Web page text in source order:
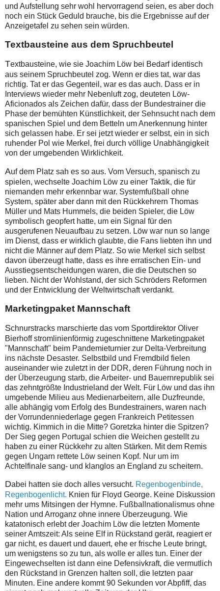
und Aufstellung sehr wohl hervorragend seien, es aber doch
noch ein Stück Geduld brauche, bis die Ergebnisse auf der
Anzeigetafel zu sehen sein würden.
Textbausteine aus dem Spruchbeutel
Textbausteine, wie sie Joachim Löw bei Bedarf identisch
aus seinem Spruchbeutel zog. Wenn er dies tat, war das
richtig. Tat er das Gegenteil, war es das auch. Dass er in
Interviews wieder mehr Nebenluft zog, deuteten Löw-
Aficionados als Zeichen dafür, dass der Bundestrainer die
Phase der bemühten Künstlichkeit, der Sehnsucht nach dem
spanischen Spiel und dem Betteln um Anerkennung hinter
sich gelassen habe. Er sei jetzt wieder er selbst, ein in sich
ruhender Pol wie Merkel, frei durch völlige Unabhängigkeit
von der umgebenden Wirklichkeit.
Auf dem Platz sah es so aus. Vom Versuch, spanisch zu
spielen, wechselte Joachim Löw zu einer Taktik, die für
niemanden mehr erkennbar war. Systemfußball ohne
System, später aber dann mit den Rückkehrern Thomas
Müller und Mats Hummels, die beiden Spieler, die Löw
symbolisch geopfert hatte, um ein Signal für den
ausgerufenen Neuaufbau zu setzen. Löw war nun so lange
im Dienst, dass er wirklich glaubte, die Fans liebten ihn und
nicht die Männer auf dem Platz. So wie Merkel sich selbst
davon überzeugt hatte, dass es ihre erratischen Ein- und
Ausstiegsentscheidungen waren, die die Deutschen so
lieben. Nicht der Wohlstand, der sich Schröders Reformen
und der Entwicklung der Weltwirtschaft verdankt.
Marketingpaket Mannschaft
Schnurstracks marschierte das vom Sportdirektor Oliver
Bierhoff stromlinienförmig zugeschnittene Marketingpaket
"Mannschaft" beim Pandemieturnier zur Delta-Verbreitung
ins nächste Desaster. Selbstbild und Fremdbild fielen
auseinander wie zuletzt in der DDR, deren Führung noch in
der Überzeugung starb, die Arbeiter- und Bauernrepublik sei
das zehntgrößte Industrieland der Welt. Für Löw und das ihn
umgebende Milieu aus Medienarbeitern, alle Duzfreunde,
alle abhängig vom Erfolg des Bundestrainers, waren nach
der Vorrundenniederlage gegen Frankreich Petitessen
wichtig. Kimmich in die Mitte? Goretzka hinter die Spitzen?
Der Sieg gegen Portugal schien die Weichen gestellt zu
haben zu einer Rückkehr zu alten Stärken. Mit dem Remis
gegen Ungarn rettete Löw seinen Kopf. Nur um im
Achtelfinale sang- und klanglos an England zu scheitern.
Dabei hatten sie doch alles versucht. Regenbogenbinde,
Regenbogenlicht. Knien für Floyd George. Keine Diskussion
mehr ums Mitsingen der Hymne. Fußballnationalismus ohne
Nation und Arroganz ohne innere Überzeugung. Wie
katatonisch erlebt der Joachim Löw die letzten Momente
seiner Amtszeit: Als seine Elf in Rückstand gerät, reagiert er
gar nicht, es dauert und dauert, ehe er frische Leute bringt,
um wenigstens so zu tun, als wolle er alles tun. Einer der
Eingewechselten ist dann eine Defensivkraft, die vermutlich
den Rückstand in Grenzen halten soll, die letzten paar
Minuten. Eine andere kommt 90 Sekunden vor Abpfiff, das